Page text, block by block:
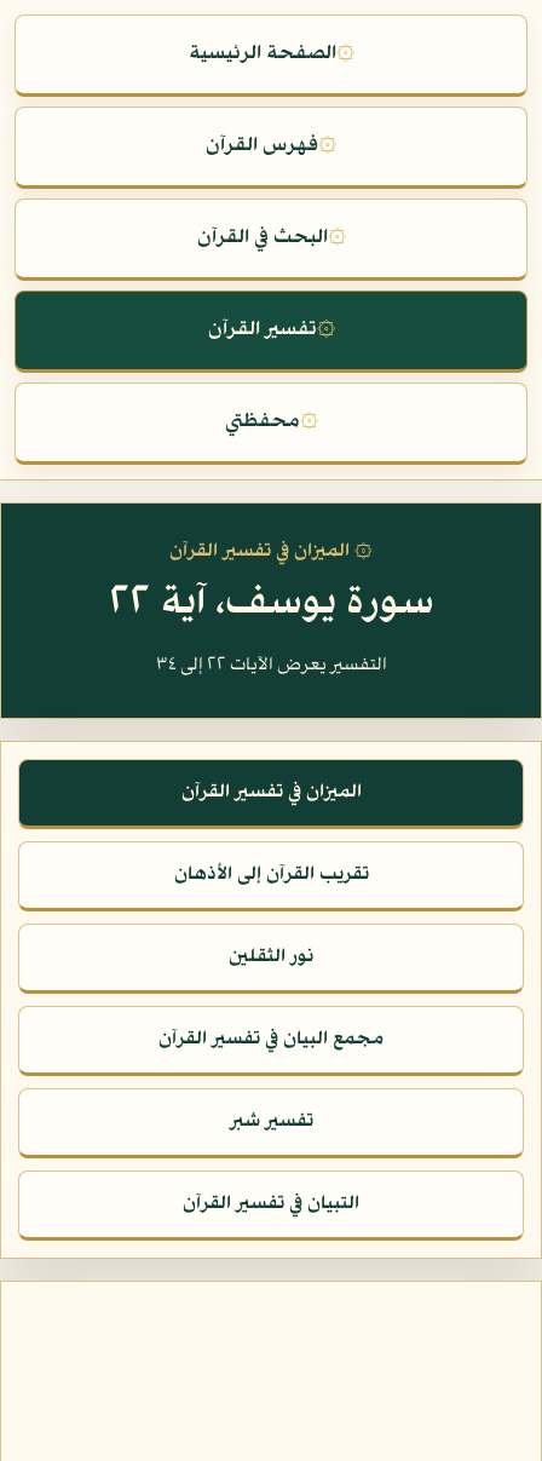
۞الصفحة الرئيسية
۞فهرس القرآن
۞البحث في القرآن
۞تفسير القرآن
۞محفظتي
۞ الميزان في تفسير القرآن
سورة يوسف، آية ٢٢
التفسير يعرض الآيات ٢٢ إلى ٣٤
الميزان في تفسير القرآن
تقريب القرآن إلى الأذهان
نور الثقلين
مجمع البيان في تفسير القرآن
تفسير شبر
التبيان في تفسير القرآن